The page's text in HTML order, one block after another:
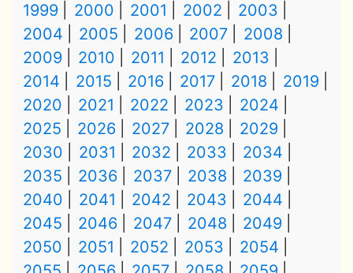
1999
2000 2001 2002
2003
2004
2005 2006 2007
2008
2009
2010 2011 2012
2013
2014
2015 2016 2017 2018
2019
2020
2021 2022 2023
2024
2025
2026 2027 2028
2029
2030
2031 2032 2033
2034
2035
2036 2037 2038
2039
2040
2041 2042 2043
2044
2045
2046 2047 2048
2049
2050
2051 2052 2053
2054